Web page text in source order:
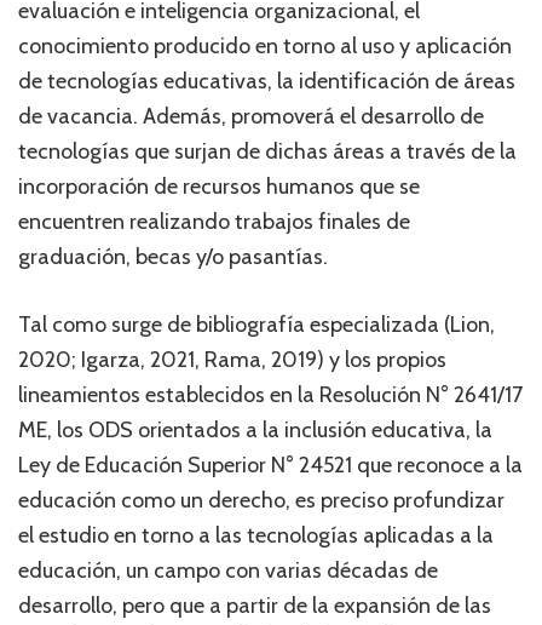
evaluación e inteligencia organizacional, el
conocimiento producido en torno al uso y aplicación
de tecnologías educativas, la identificación de áreas
de vacancia. Además, promoverá el desarrollo de
tecnologías que surjan de dichas áreas a través de la
incorporación de recursos humanos que se
encuentren realizando trabajos finales de
graduación, becas y/o pasantías.
Tal como surge de bibliografía especializada (Lion,
2020; Igarza, 2021, Rama, 2019) y los propios
lineamientos establecidos en la Resolución N° 2641/17
ME, los ODS orientados a la inclusión educativa, la
Ley de Educación Superior N° 24521 que reconoce a la
educación como un derecho, es preciso profundizar
el estudio en torno a las tecnologías aplicadas a la
educación, un campo con varias décadas de
desarrollo, pero que a partir de la expansión de las